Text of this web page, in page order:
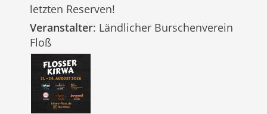
letzten Reserven!
Veranstalter: Ländlicher Burschenverein
Floß